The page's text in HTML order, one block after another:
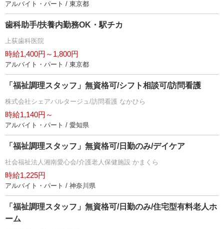
アルバイト・パート / 東京都
歯科助手/扶養内勤務OK・駅チカ
上荻歯科医院
時給1,400円～1,800円
アルバイト・パート / 東京都
「福祉調理スタッフ」無資格可/シフト相談可/訪問看護
株式会社シェアパルタージュ/訪問看護 なかひら
時給1,140円～
アルバイト・パート / 愛知県
「福祉調理スタッフ」無資格可/日勤のみ/デイケア
社会福祉法人湘南愛心会/介護老人保健施設 かまくら
時給1,225円
アルバイト・パート / 神奈川県
「福祉調理スタッフ」無資格可/日勤のみ/住宅型有料老人ホ
ーム